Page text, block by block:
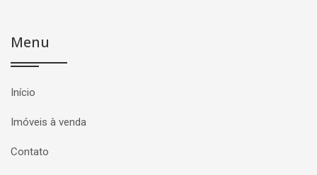
Menu
Início
Imóveis à venda
Contato